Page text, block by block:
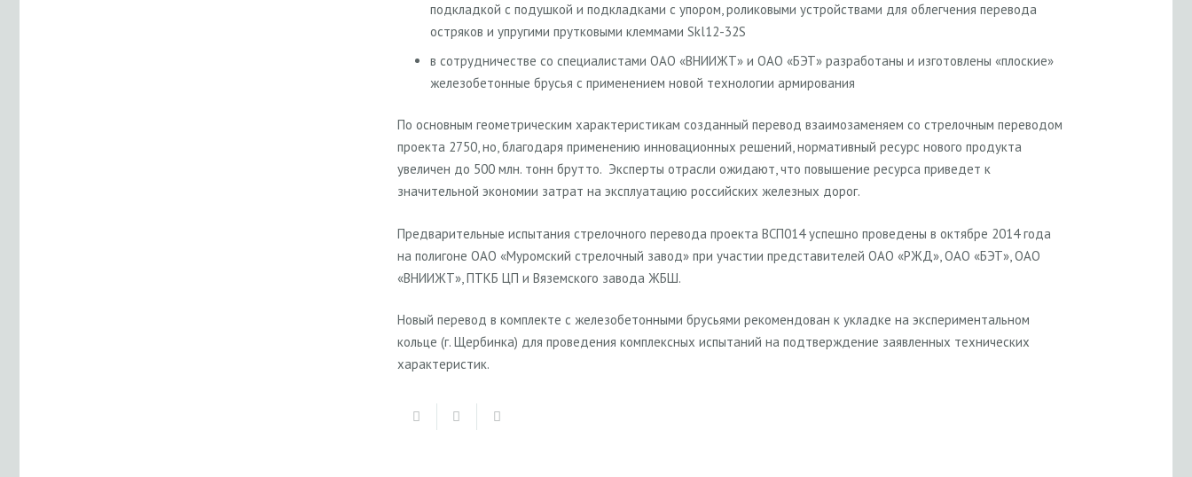
подкладкой с подушкой и подкладками с упором, роликовыми устройствами для облегчения перевода
остряков и упругими прутковыми клеммами Skl12-32S
в сотрудничестве со специалистами ОАО «ВНИИЖТ» и ОАО «БЭТ» разработаны и изготовлены «плоские»
железобетонные брусья с применением новой технологии армирования
По основным геометрическим характеристикам созданный перевод взаимозаменяем со стрелочным переводом
проекта 2750, но, благодаря применению инновационных решений, нормативный ресурс нового продукта
увеличен до 500 млн. тонн брутто. Эксперты отрасли ожидают, что повышение ресурса приведет к
значительной экономии затрат на эксплуатацию российских железных дорог.
Предварительные испытания стрелочного перевода проекта ВСП014 успешно проведены в октябре 2014 года
на полигоне ОАО «Муромский стрелочный завод» при участии представителей ОАО «РЖД», ОАО «БЭТ», ОАО
«ВНИИЖТ», ПТКБ ЦП и Вяземского завода ЖБШ.
Новый перевод в комплекте с железобетонными брусьями рекомендован к укладке на экспериментальном
кольце (г. Щербинка) для проведения комплексных испытаний на подтверждение заявленных технических
характеристик.